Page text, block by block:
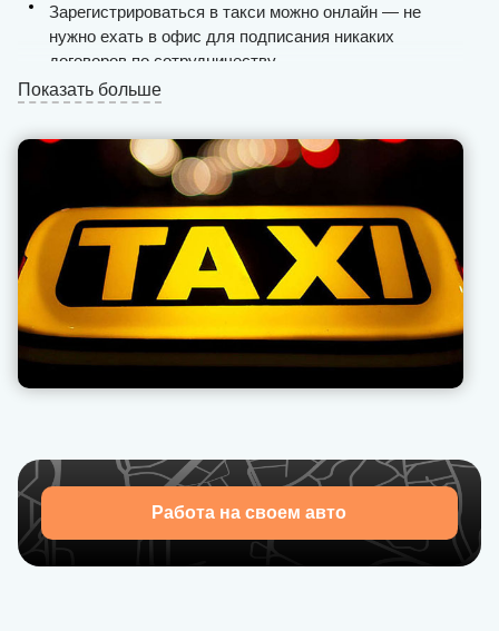
Зарегистрироваться в такси можно онлайн — не
нужно ехать в офис для подписания никаких
договоров по сотрудничеству.
Водитель такси во Львове из U-Drivers получает
заказ круглосуточно, найти клиента по городу через
мобильное приложение очень просто.
Выплаты производятся ежедневно и без задержек,
мы не берем дополнительных комиссий по чаевым и
бонусам.
Мы открыты для своих партнеров — вся финансовая
отчетность доступна в рабочем приложении.
Налоги и дополнительные сборы вносится
компанией, вы оплачиваете только фиксированную
Наша техподдержка поможет быстро решить
проблемы, получить ответы на текущие вопросы и
рекомендации по решению непредвиденных
ситуаций с пассажирами.
Показать больше
Работа на своем авто